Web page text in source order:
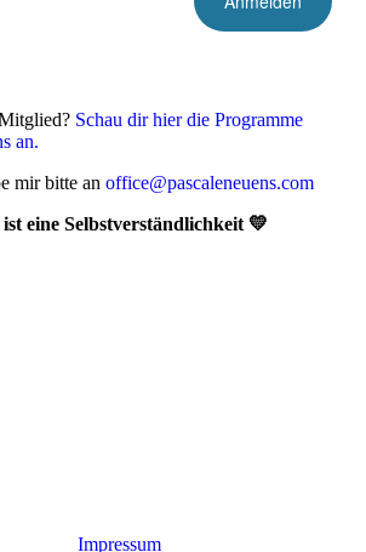
Schau dir hier die Programme
an.
mir bitte an office@pascaleneuens.com
eine Selbstverständlichkeit 💛
Impressum